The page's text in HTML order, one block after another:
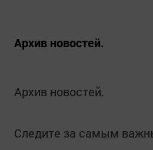
Архив новостей.
Архив новостей.
Следите за самым